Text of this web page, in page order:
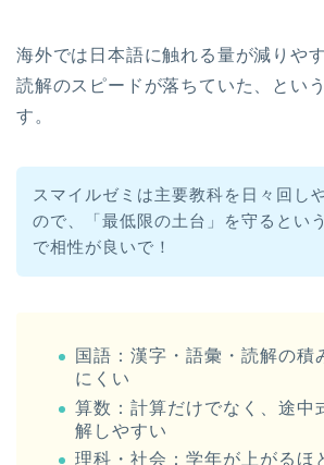
海外では日本語に触れる量が減りや
読解のスピードが落ちていた、とい
す。
スマイルゼミは主要教科を日々回し
ので、「最低限の土台」を守るとい
で相性が良いで！
国語：漢字・語彙・読解の積
にくい
算数：計算だけでなく、途中
解しやすい
理科・社会：学年が上がるほ